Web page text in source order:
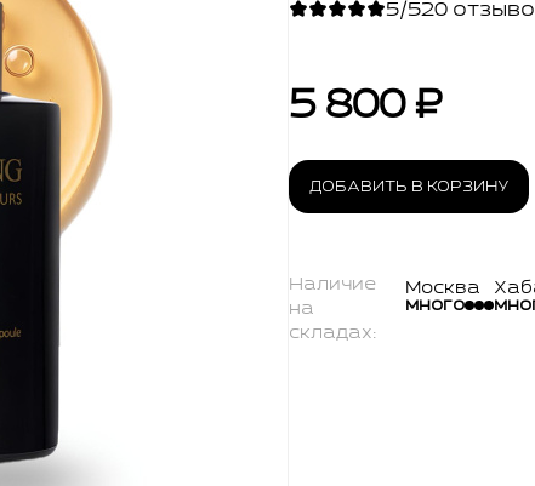
5/520
5 800 ₽
ДОБАВИТЬ В КОРЗИНУ
Наличие
на
складах:
Москва
много